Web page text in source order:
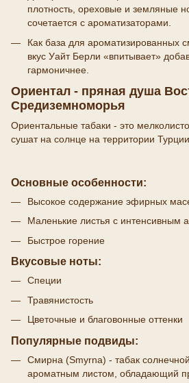
плотность, ореховые и земляные
сочетается с ароматизаторами.
Как база для ароматизированных
вкус Уайт Берли «впитывает»
гармоничнее.
Ориентал - пряная душа
Средиземноморья
Ориентальные табаки - это
сушат на солнце на территории
Основные особенности:
Высокое содержание эфирных
Маленькие листья с интенсивным
Быстрое горение
Вкусовые ноты:
Специи
Травянистость
Цветочные и благовонные оттенки
Популярные подвиды:
Смирна (Smyrna) - табак
ароматным листом, обладающий